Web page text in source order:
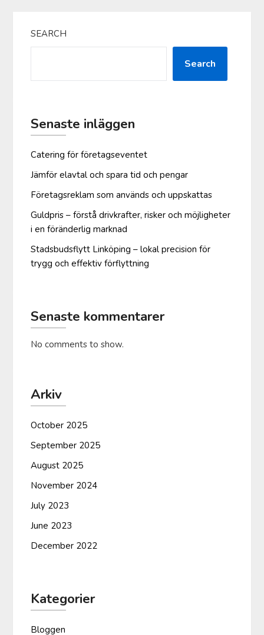
SEARCH
Search
Senaste inläggen
Catering för företagseventet
Jämför elavtal och spara tid och pengar
Företagsreklam som används och uppskattas
Guldpris – förstå drivkrafter, risker och möjligheter
i en föränderlig marknad
Stadsbudsflytt Linköping – lokal precision för
trygg och effektiv förflyttning
Senaste kommentarer
No comments to show.
Arkiv
October 2025
September 2025
August 2025
November 2024
July 2023
June 2023
December 2022
Kategorier
Bloggen